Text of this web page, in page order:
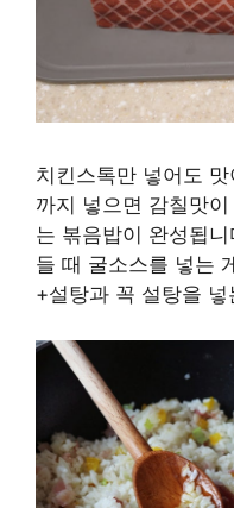
치킨스톡만 넣어도
까지 넣으면 감칠맛
는 볶음밥이 완성됩
들 때 굴소스를 넣는
+설탕과 꼭 설탕을 넣